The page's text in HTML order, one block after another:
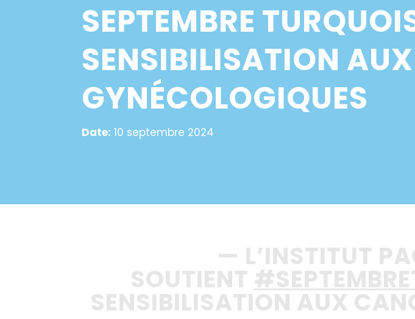
SEPTEMBRE
SENSIBILISATION
GYNÉCOLOGIQUES
Date: 10 septembre 2024
— L’INSTITUT
SOUTIENT
SENSIBILISATION AUX